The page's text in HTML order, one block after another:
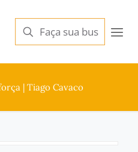
| Tiago Cavaco